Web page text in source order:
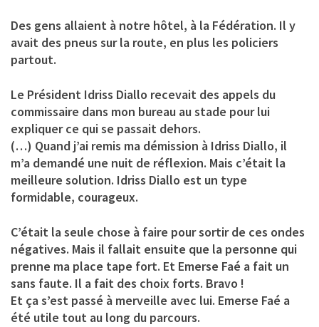
Des gens allaient à notre hôtel, à la Fédération. Il y
avait des pneus sur la route, en plus les policiers
partout.
Le Président Idriss Diallo recevait des appels du
commissaire dans mon bureau au stade pour lui
expliquer ce qui se passait dehors.
(…) Quand j’ai remis ma démission à Idriss Diallo, il
m’a demandé une nuit de réflexion. Mais c’était la
meilleure solution. Idriss Diallo est un type
formidable, courageux.
C’était la seule chose à faire pour sortir de ces ondes
négatives. Mais il fallait ensuite que la personne qui
prenne ma place tape fort. Et Emerse Faé a fait un
sans faute. Il a fait des choix forts. Bravo !
Et ça s’est passé à merveille avec lui. Emerse Faé a
été utile tout au long du parcours.